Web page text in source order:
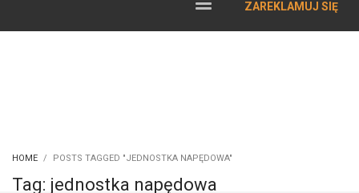
ZAREKLAMUJ SIĘ
HOME POSTS TAGGED "JEDNOSTKA NAPĘDOWA"
Tag: jednostka napędowa